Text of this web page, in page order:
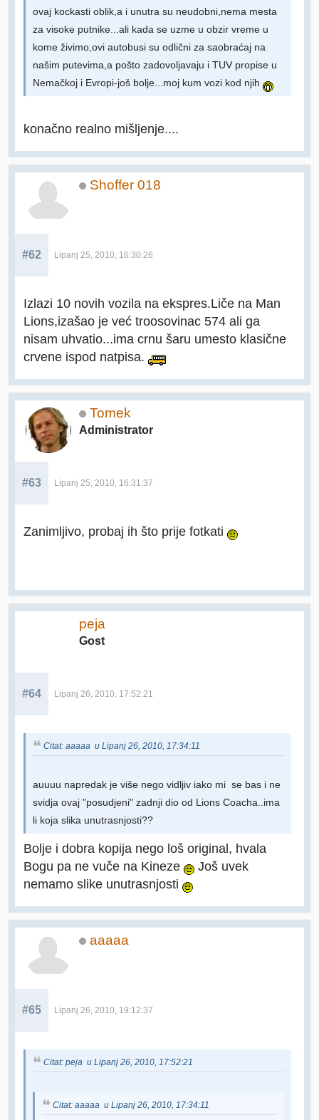
ovaj kockasti oblik,a i unutra su neudobni,nema mesta
za visoke putnike...ali kada se uzme u obzir vreme u
kome živimo,ovi autobusi su odlični za saobraćaj na
našim putevima,a pošto zadovoljavaju i TUV propise u
Nemačkoj i Evropi-još bolje...moj kum vozi kod njih
konačno realno mišljenje....
Shoffer 018
#62 Lipanj 25, 2010, 16:30:26
Izlazi 10 novih vozila na ekspres.Liče na Man
Lions,izašao je već troosovinac 574 ali ga
nisam uhvatio...ima crnu šaru umesto klasične
crvene ispod natpisa.
Tomek
Administrator
#63 Lipanj 25, 2010, 16:31:37
Zanimljivo, probaj ih što prije fotkati
peja
Gost
#64 Lipanj 26, 2010, 17:52:21
Citat: aaaaa u Lipanj 26, 2010, 17:34:11
auuuu napredak je više nego vidljiv iako mi se bas i ne
svidja ovaj "posudjeni" zadnji dio od Lions Coacha..ima
li koja slika unutrasnjosti??
Bolje i dobra kopija nego loš original, hvala
Bogu pa ne vuče na Kineze
Još uvek
nemamo slike unutrasnjosti
aaaaa
#65 Lipanj 26, 2010, 19:12:37
Citat: peja u Lipanj 26, 2010, 17:52:21
Citat: aaaaa u Lipanj 26, 2010, 17:34:11